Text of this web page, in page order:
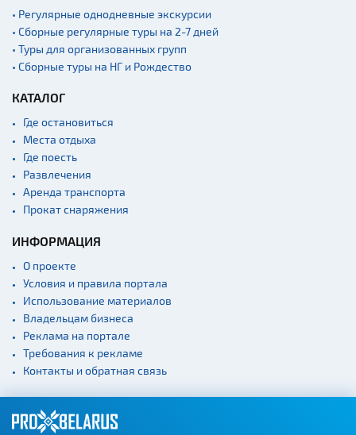
• Регулярные однодневные экскурсии
• Сборные регулярные туры на 2-7 дней
• Туры для организованных групп
• Сборные туры на НГ и Рождество
КАТАЛОГ
Где остановиться
Места отдыха
Где поесть
Развлечения
Аренда транспорта
Прокат снаряжения
ИНФОРМАЦИЯ
О проекте
Условия и правила портала
Использование материалов
Владельцам бизнеса
Реклама на портале
Требования к рекламе
Контакты и обратная связь